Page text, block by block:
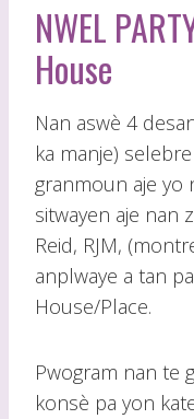
NWEL
House
Nan aswè 4
ka manje)
granmoun aje yo
sitwayen aje nan
Reid, RJM,
anplwaye a tan
House/Place.
Pwogram nan te
konsè pa yon